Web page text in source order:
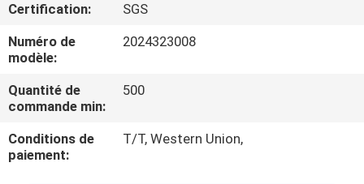
VISITE
D'USINE
CONTRÔLE
DE
QUALITÉ
Certification:
SGS
Numéro de
modèle:
2024323008
Quantité de
commande min:
500
Conditions de
paiement:
T/T, Western Union,